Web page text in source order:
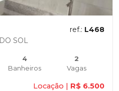
ref.: L468
SOL
4
Banheiros
2
Vagas
Locação | R$ 6.500